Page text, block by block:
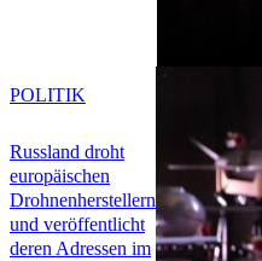
Russland droht
europäischen
Drohnenherstellern
und veröffentlicht
deren Adressen im
POLITIK